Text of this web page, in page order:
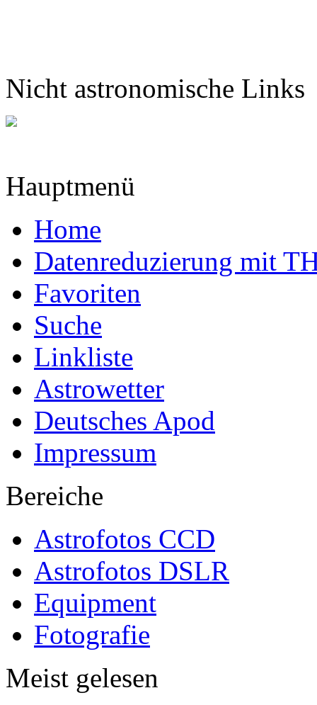
Nicht astronomische Links
Hauptmenü
Home
Datenreduzierung mit
Favoriten
Suche
Linkliste
Astrowetter
Deutsches Apod
Impressum
Bereiche
Astrofotos CCD
Astrofotos DSLR
Equipment
Fotografie
Meist gelesen